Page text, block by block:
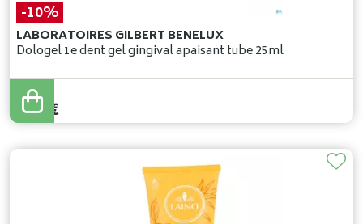
-10%
LABORATOIRES GILBERT BENELUX
Dologel 1e dent gel gingival apaisant tube 25ml
7,57€
6,81 €